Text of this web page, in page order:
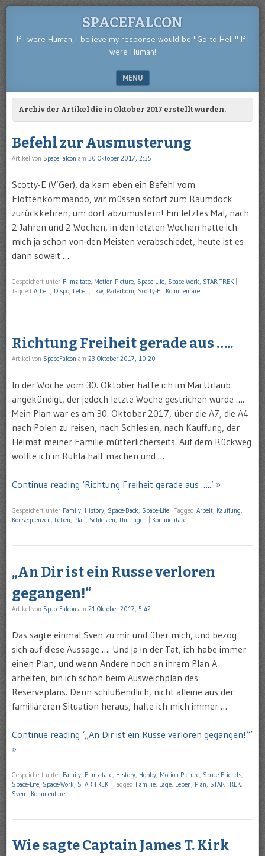
SPACEFALCON
If I were Human, I believe my response would be "Go to Hell!" If I
were Human!
MENU
SKIP TO CONTENT
Archiv der Artikel die in Oktober 2017 erstellt wurden.
Befehl zur Ausmusterung
Artikel von SpaceFalcon am 30 Oktober 2017, 2:35
Scotty-E (V’Ger), da kam eben ein Befehl vom
Flottenkommando, wir müssen sofort zum Raumdock
zurückkehren, um dort abzumustern! Ein letztes Mal, nach
2 Jahren und 2 Wochen, in den letzten Wochen hatte ich
mich ja schon von den Meisten verabschiedet, heute ist es
dann soweit ….
Gespeichert unter Filmzitate, Motion Picture, Space-Life, Space-Work, STAR TREK
Tagged Arbeit, Dispo, Leben, Lkw, Paderborn, Scotty-E Kommentare
Richtung Freiheit gerade aus …..
Artikel von SpaceFalcon am 23 Oktober 2017, 10:20
In der Woche vom 30. Oktober hatte ich im Mai Urlaub
angekündigt, der jedoch letzte Woche gestrichen wurde ….
Mein Plan war es am 30. Oktober 2017, über die A7, die A4
nach Polen zu reisen, nach Schlesien, nach Kauffung, der
Heimat meiner Familie mütterlicherseits. Auf dem Rückweg
wollte ich in Ruhla halt machen und …
Continue reading ‘Richtung Freiheit gerade aus …..’ »
Gespeichert unter Family History Space-Back Space-Life Tagged Arbeit Kauffung
Konsequenzen Leben Plan Schlesien Thüringen Kommentare
„An Dir ist ein Russe verloren
gegangen!“
Artikel von SpaceFalcon am 21 Oktober 2017, 5:42
Das sagte einmal Sven zu mir und über mich, und bezog
sich auf diese Aussage …. Und ja in der Tat, ich habe immer
einen Plan, und wenn Andere noch an ihrem Plan A
arbeiten, bin ich schon beim Ausweichplan des
Reserveplans. Denn schlußendlich, nicht alleine aus der
familiäreren Situation heraus, halte ich mich immer …
Continue reading ‘„An Dir ist ein Russe verloren gegangen!“’
»
Gespeichert unter Family Filmzitate History Hobby Motion Picture Space-Friends
Space-Life Space-Work STAR TREK Tagged Familie Lage Leben Plan STAR TREK
Sven
Kommentare
Wie sagte Captain James T. Kirk